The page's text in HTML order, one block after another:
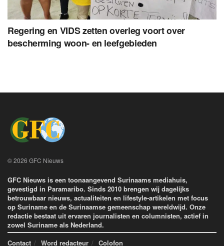
Regering en VIDS zetten overleg voort over
bescherming woon- en leefgebieden
© 2026 GFC Nieuws
GFC Nieuws is een toonaangevend Surinaams mediahuis,
gevestigd in Paramaribo. Sinds 2010 brengen wij dagelijks
betrouwbaar nieuws, actualiteiten en lifestyle-artikelen met focus
op Suriname en de Surinaamse gemeenschap wereldwijd. Onze
redactie bestaat uit ervaren journalisten en columnisten, actief in
zowel Suriname als Nederland.
Contact
Word redacteur Colofon